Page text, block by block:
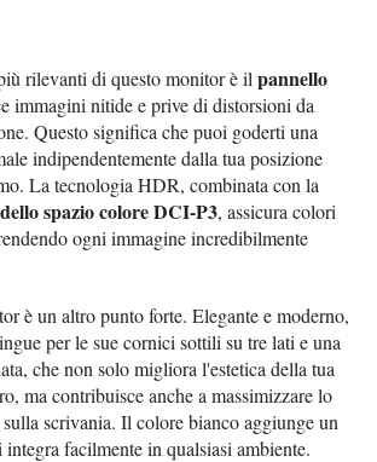
rilevanti di questo monitor è ilpannello
immagini nitide e prive di distorsioni da
Questo significa che puoi goderti una
indipendentemente dalla tua posizione
La tecnologia HDR, combinata con la
spazio colore DCI-P3, assicura colori
ogni immagine incredibilmente
è un altro punto forte. Elegante e moderno,
per le sue cornici sottili su tre lati e una
che non solo migliora l'estetica della tua
ma contribuisce anche a massimizzare lo
scrivania. Il colore bianco aggiunge un
integra facilmente in qualsiasi ambiente.